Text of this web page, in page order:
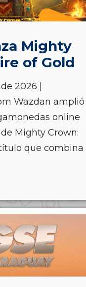
Mighty
of Gold
2026 |
Wazdan amplió
online
Mighty Crown:
que combina